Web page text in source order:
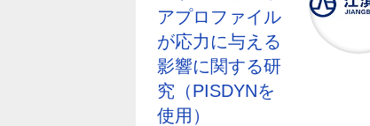
アプロファイル
が応力に与える
影響に関する研
究（PISDYNを
使用）